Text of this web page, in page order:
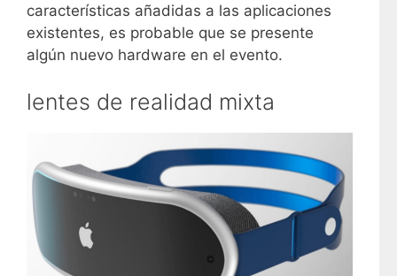
características añadidas a las aplicaciones
existentes, es probable que se presente
algún nuevo hardware en el evento.
lentes de realidad mixta